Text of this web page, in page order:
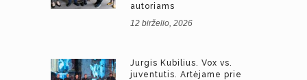
autoriams
12 birželio, 2026
Jurgis Kubilius. Vox vs.
juventutis. Artėjame prie